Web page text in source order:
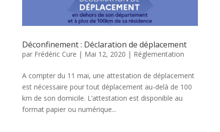
Déconfinement : Déclaration de déplacement
par Frédéric Cure | Mai 12, 2020 | Réglementation
A compter du 11 mai, une attestation de déplacement
est nécessaire pour tout déplacement au-delà de 100
km de son domicile. L’attestation est disponible au
format papier ou numérique...